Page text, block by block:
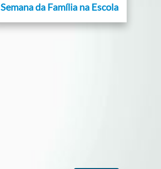
Semana da Família na Escola